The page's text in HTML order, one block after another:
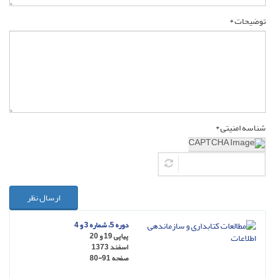
توضیحات *
شناسه امنیتی *
ارسال نظر
دوره 5، شماره 3 و 4
پیاپی 19 و 20
اسفند 1373
صفحه80-91